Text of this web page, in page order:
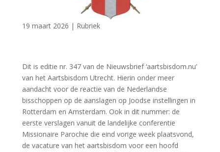
19 maart 2026 | Rubriek
Dit is editie nr. 347 van de Nieuwsbrief ‘aartsbisdom.nu’
van het Aartsbisdom Utrecht. Hierin onder meer
aandacht voor de reactie van de Nederlandse
bisschoppen op de aanslagen op Joodse instellingen in
Rotterdam en Amsterdam. Ook in dit nummer: de
eerste verslagen vanuit de landelijke conferentie
Missionaire Parochie die eind vorige week plaatsvond,
de vacature van het aartsbisdom voor een hoofd